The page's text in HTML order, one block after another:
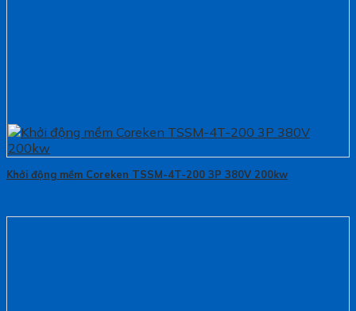
Khởi động mềm Coreken TSSM-4T-200 3P 380V 200kw